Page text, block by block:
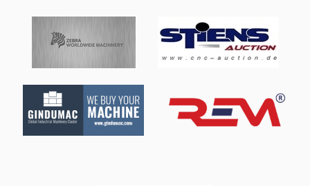
виконання: B5 - Габарити: 640/250/В390 мм - Вага: 57 кг